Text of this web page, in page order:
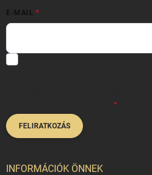
E-MAIL
FELIRATKOZÁS
INFORMÁCIÓK ÖNNEK